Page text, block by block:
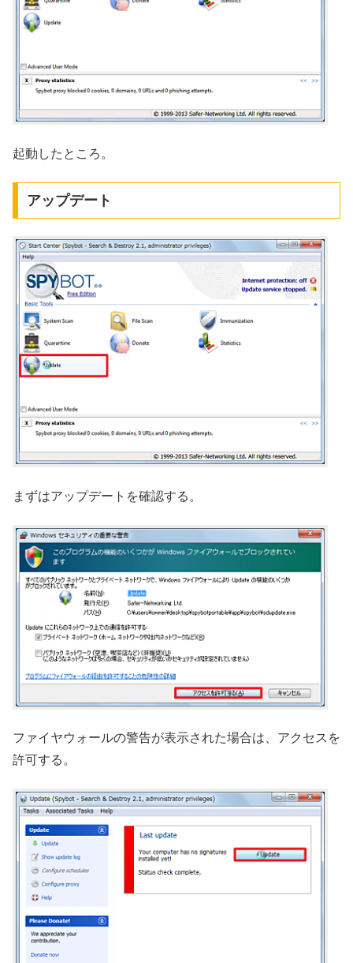
起動したところ。
アップデート
まずはアップデートを確認する。
ファイヤウォールの警告が表示された場合は、アクセスを
許可する。